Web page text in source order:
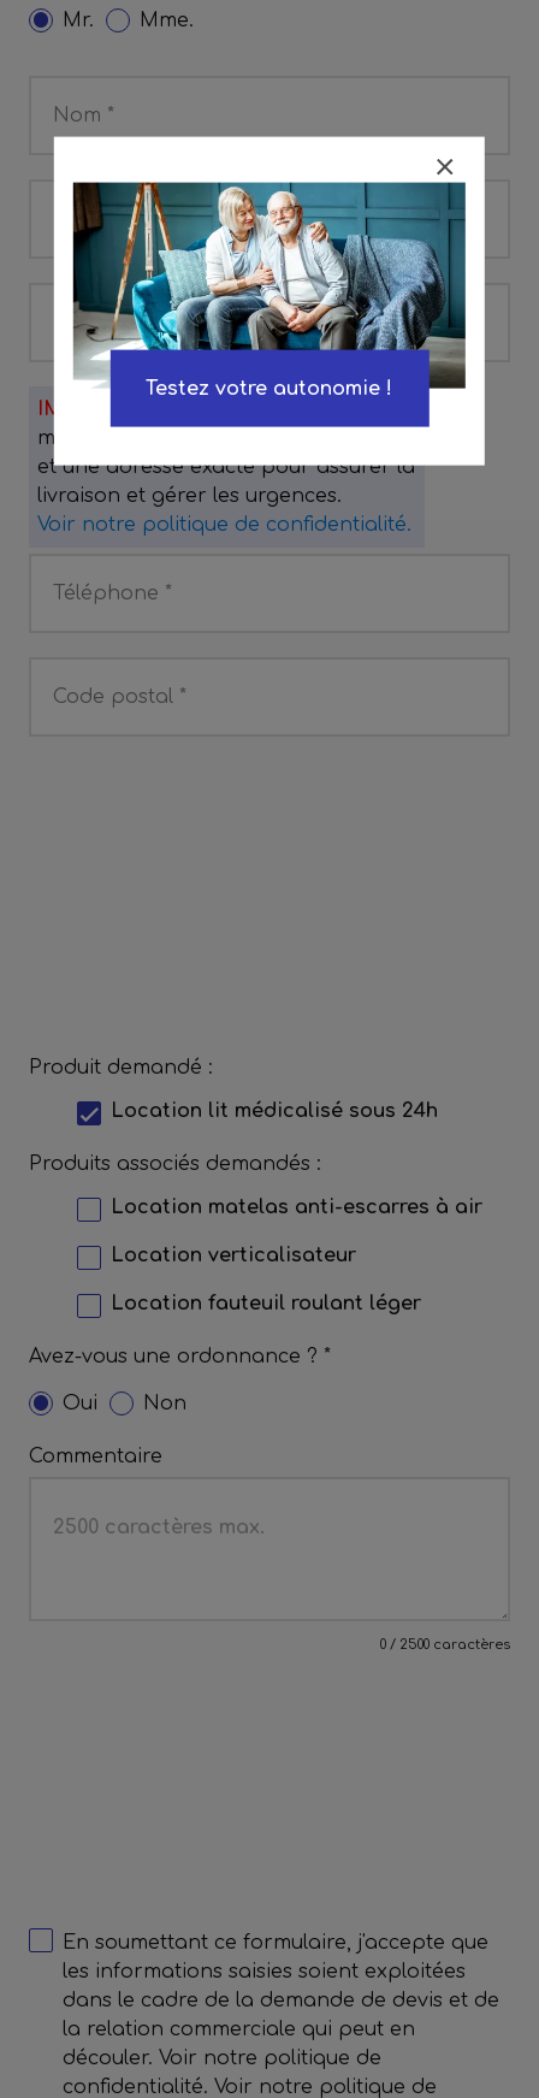
Mr. Mme.
Nom *
Prénom *
Email *
IMPORTANT :
mettre un vrai numéro de téléphone
et une adresse exacte pour assurer la
livraison et gérer les urgences.
Voir notre politique de confidentialité.
Téléphone *
Code postal *
Produit demandé :
Location lit médicalisé sous 24h
Produits associés demandés :
Location matelas anti-escarres à air
Location verticalisateur
Location fauteuil roulant léger
Avez-vous une ordonnance ? *
Oui Non
Commentaire
0 / 2500 caractères
En soumettant ce formulaire, j'accepte que
les informations saisies soient exploitées
dans le cadre de la demande de devis et de
la relation commerciale qui peut en
découler. Voir notre politique de
confidentialité. Voir notre politique de
Testez votre autonomie !